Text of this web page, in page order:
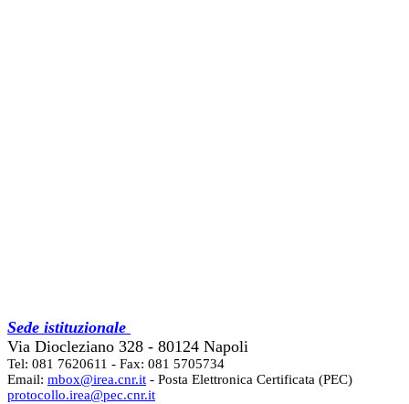
Sede istituzionale
Via Diocleziano 328 - 80124 Napoli
Tel: 081 7620611 - Fax: 081 5705734
Email: mbox@irea.cnr.it - Posta Elettronica Certificata (PEC)
protocollo.irea@pec.cnr.it